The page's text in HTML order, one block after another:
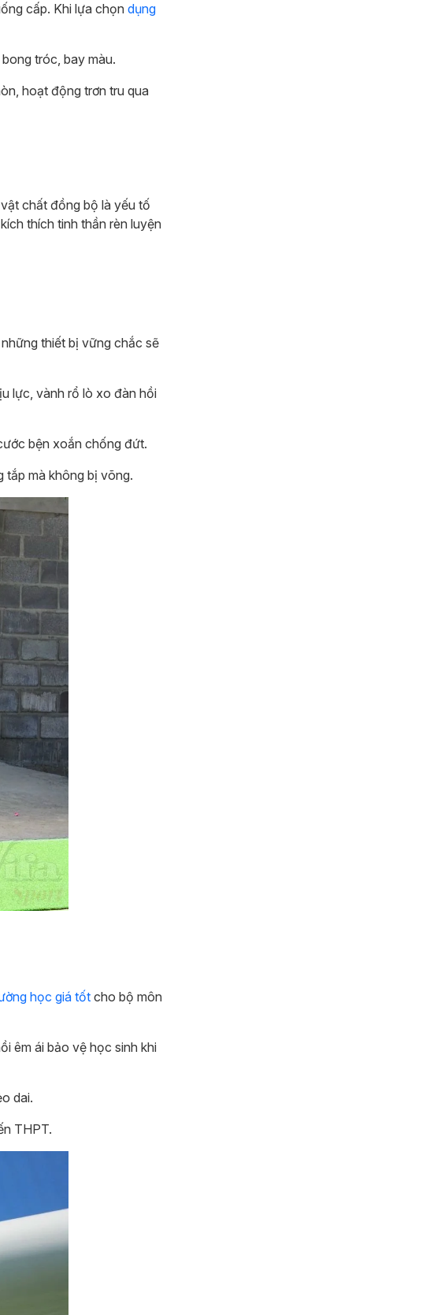
cấp. Khi lựa chọn dụng
tróc, bay màu.
hoạt động trơn tru qua
chất đồng bộ là yếu tố
thích tinh thần rèn luyện
thiết bị vững chắc sẽ
lực, vành rổ lò xo đàn hồi
bện xoắn chống đứt.
tắp mà không bị võng.
học giá tốtcho bộ môn
êm ái bảo vệ học sinh khi
dai.
THPT.